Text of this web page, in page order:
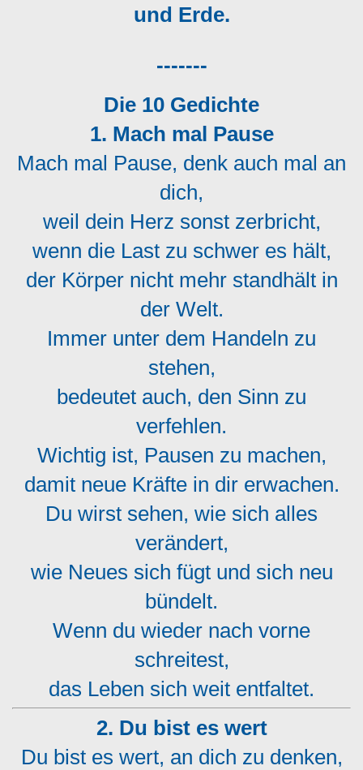
und Erde.
-------
Die 10 Gedichte
1. Mach mal Pause
Mach mal Pause, denk auch mal an
dich,
weil dein Herz sonst zerbricht,
wenn die Last zu schwer es hält,
der Körper nicht mehr standhält in
der Welt.
Immer unter dem Handeln zu
stehen,
bedeutet auch, den Sinn zu
verfehlen.
Wichtig ist, Pausen zu machen,
damit neue Kräfte in dir erwachen.
Du wirst sehen, wie sich alles
verändert,
wie Neues sich fügt und sich neu
bündelt.
Wenn du wieder nach vorne
schreitest,
das Leben sich weit entfaltet.
2. Du bist es wert
Du bist es wert, an dich zu denken,